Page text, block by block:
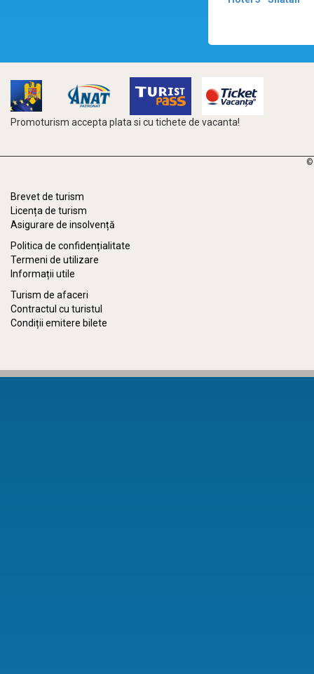
Promoturism accepta plata si cu tichete de vacanta!
©
Brevet de turism
Licența de turism
Asigurare de insolvență
Politica de confidențialitate
Termeni de utilizare
Informații utile
Turism de afaceri
Contractul cu turistul
Condiții emitere bilete